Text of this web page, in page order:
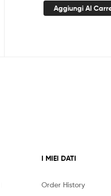
Aggiungi Al
I MIEI DATI
Order History